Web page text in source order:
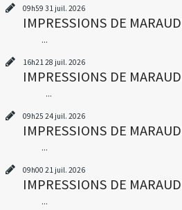
09h59 31 juil. 2026
IMPRESSIONS DE
...
16h2128 juil. 2026
IMPRESSIONS DE
...
09h25 24 juil. 2026
IMPRESSIONS DE
...
09h00 21 juil. 2026
IMPRESSIONS DE
...